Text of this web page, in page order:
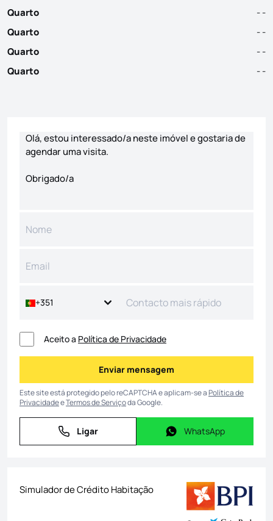
Quarto
- -
Quarto
- -
Quarto
- -
Quarto
- -
+351
Aceito a Política de Privacidade
Enviar mensagem
Enviar mensagem
Este site está protegido pelo reCAPTCHA e aplicam-se aPolítica de
PrivacidadeeTermos de Serviçoda Google.
Ligar
Ligar WhatsApp
WhatsApp
Simulador de Crédito Habitação